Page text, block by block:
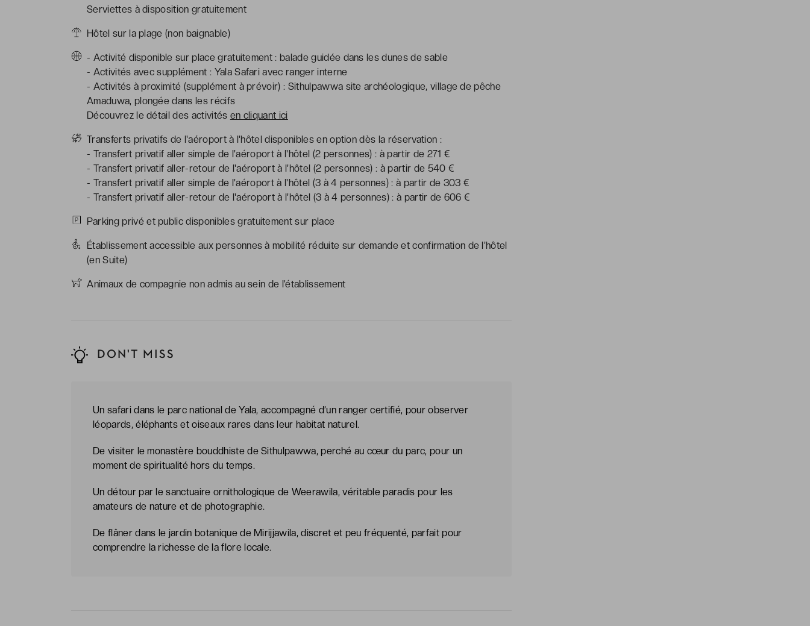
Serviettes à disposition gratuitement
Hôtel sur la plage (non baignable)
- Activité disponible sur place gratuitement : balade guidée dans les dunes de sable
- Activités avec supplément : Yala Safari avec ranger interne
- Activités à proximité (supplément à prévoir) : Sithulpawwa site archéologique, village de pêche
Amaduwa, plongée dans les récifs
Découvrez le détail des activités en cliquant ici
Transferts privatifs de l'aéroport à l'hôtel disponibles en option dès la réservation :
- Transfert privatif aller simple de l'aéroport à l'hôtel (2 personnes) : à partir de 271 €
- Transfert privatif aller-retour de l'aéroport à l'hôtel (2 personnes) : à partir de 540 €
- Transfert privatif aller simple de l'aéroport à l'hôtel (3 à 4 personnes) : à partir de 303 €
- Transfert privatif aller-retour de l'aéroport à l'hôtel (3 à 4 personnes) : à partir de 606 €
Parking privé et public disponibles gratuitement sur place
Établissement accessible aux personnes à mobilité réduite sur demande et confirmation de l'hôtel
(en Suite)
Animaux de compagnie non admis au sein de l’établissement
DON'T MISS
Un safari dans le parc national de Yala, accompagné d’un ranger certifié, pour observer
léopards, éléphants et oiseaux rares dans leur habitat naturel.
De visiter le monastère bouddhiste de Sithulpawwa, perché au cœur du parc, pour un
moment de spiritualité hors du temps.
Un détour par le sanctuaire ornithologique de Weerawila, véritable paradis pour les
amateurs de nature et de photographie.
De flâner dans le jardin botanique de Mirijjawila, discret et peu fréquenté, parfait pour
comprendre la richesse de la flore locale.